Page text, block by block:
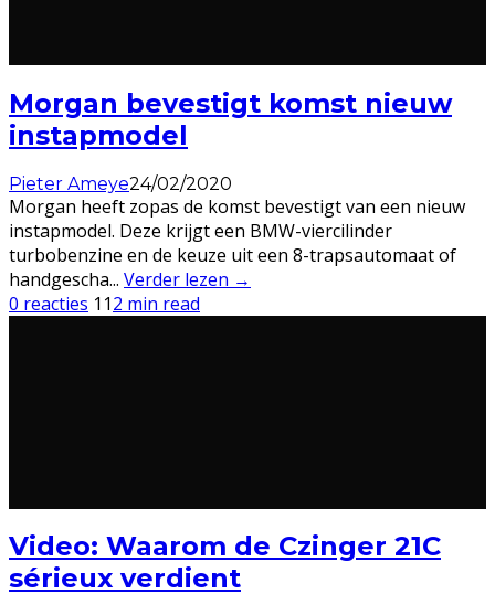
Morgan bevestigt komst nieuw
instapmodel
Pieter Ameye24/02/2020
Morgan heeft zopas de komst bevestigt van een nieuw
instapmodel. Deze krijgt een BMW-viercilinder
turbobenzine en de keuze uit een 8-trapsautomaat of
handgescha... Verder lezen →
0 reacties 112 min read
Video: Waarom de Czinger 21C
sérieux verdient